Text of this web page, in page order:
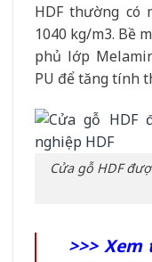
HDF thường
1040 kg/m3. Bề
phủ lớp
PU để tăng tính
Cửa gỗ HDF
>>> Xem